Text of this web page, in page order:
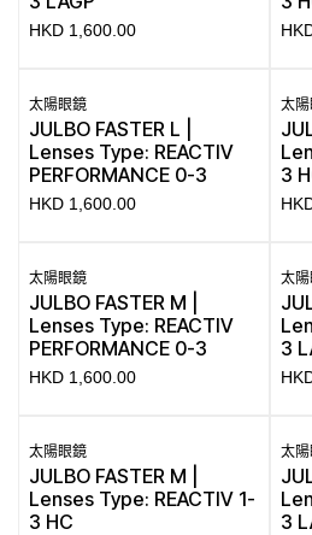
HKD 1,600.00
太陽眼鏡
JULBO FASTER L |
Lenses Type: REACTIV
PERFORMANCE 0-3
HKD 1,600.00
太
3
太陽眼鏡
JULBO FASTER M |
Lenses Type: REACTIV
PERFORMANCE 0-3
HKD 1,600.00
太
3
太陽眼鏡
JULBO FASTER M |
Lenses Type: REACTIV 1-
3 HC
太
3